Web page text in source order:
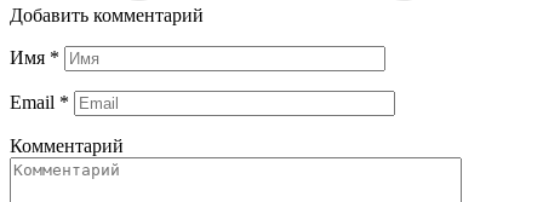
Добавить комментарий
Имя *
Email *
Комментарий